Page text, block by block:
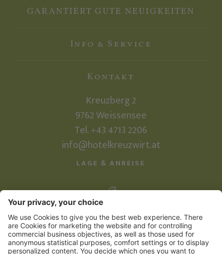
GARANTIERT GUTE NEUIGKEITEN
Info & Service
Kontakt
Kreuzberg 2
9762Weissensee
Tel. +43 4713 2206
info@hotelkreuzwirt.at
LAGE & ANREISE